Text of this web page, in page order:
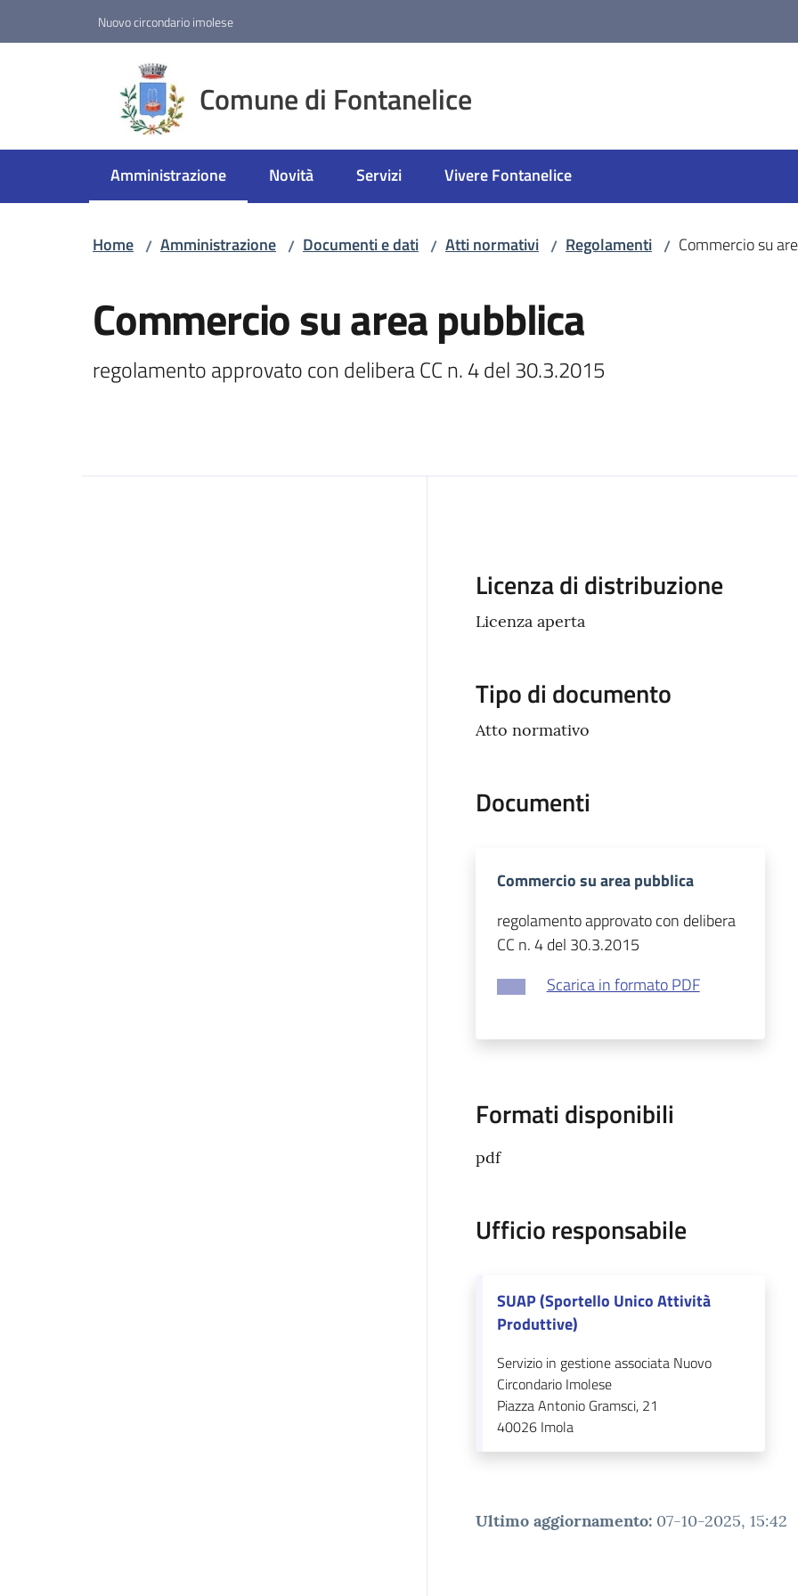
Nuovo circondario imolese
Comune di Fontanelice
Amministrazione
Menu selezionato Novità Servizi Vivere Fontanelice
Home / Amministrazione / Documenti e dati / Atti normativi / Regolamenti / Commercio su
Commercio su area pubblica
regolamento approvato con delibera CC n. 4 del 30.3.2015
Descrizione
Licenza di distribuzione
Licenza aperta
Tipo di documento
Atto normativo
Documenti
Commercio su area pubblica
regolamento approvato con delibera
CC n. 4 del 30.3.2015
Scarica in formato PDF
Formati disponibili
pdf
Ufficio responsabile
SUAP (Sportello Unico Attività
Produttive)
Servizio in gestione associata Nuovo
Circondario Imolese
Piazza Antonio Gramsci, 21
40026 Imola
Ultimo aggiornamento: 07-10-2025, 15:42